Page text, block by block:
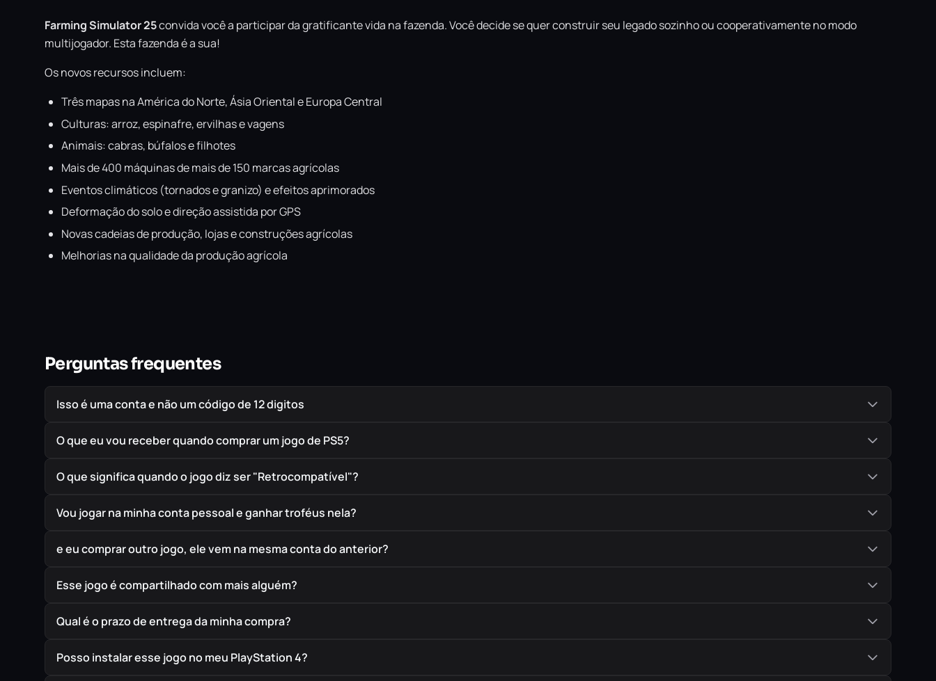
Farming Simulator 25convida você a participar da gratificante vida na fazenda. Você decide se quer construir seu legado sozinho ou cooperativamente no modo
multijogador. Esta fazenda é a sua!
Os novos recursos incluem:
Três mapas na América do Norte, Ásia Oriental e Europa Central
Culturas: arroz, espinafre, ervilhas e vagens
Animais: cabras, búfalos e filhotes
Mais de 400 máquinas de mais de 150 marcas agrícolas
Eventos climáticos (tornados e granizo) e efeitos aprimorados
Deformação do solo e direção assistida por GPS
Novas cadeias de produção, lojas e construções agrícolas
Melhorias na qualidade da produção agrícola
Perguntas frequentes
Isso é uma conta e não um código de 12 digitos
O que eu vou receber quando comprar um jogo de PS5?
O que significa quando o jogo diz ser "Retrocompatível"?
Vou jogar na minha conta pessoal e ganhar troféus nela?
e eu comprar outro jogo, ele vem na mesma conta do anterior?
Esse jogo é compartilhado com mais alguém?
Qual é o prazo de entrega da minha compra?
Posso instalar esse jogo no meu PlayStation 4?